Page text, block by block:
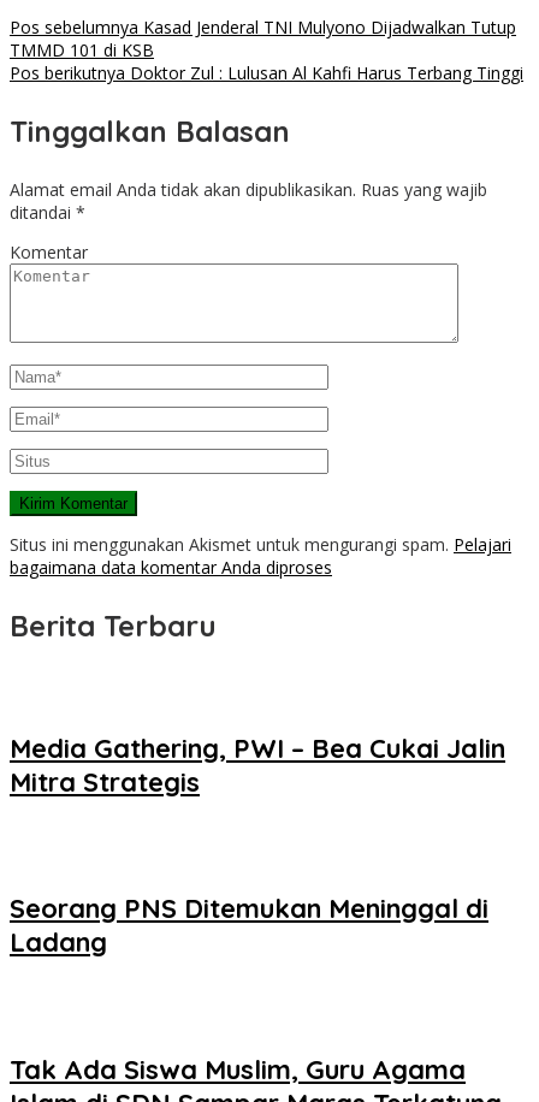
Pos sebelumnya Kasad Jenderal TNI Mulyono Dijadwalkan Tutup
TMMD 101 di KSB
Pos berikutnya Doktor Zul : Lulusan Al Kahfi Harus Terbang Tinggi
Tinggalkan Balasan
Alamat email Anda tidak akan dipublikasikan. Ruas yang wajib
ditandai *
Komentar
Situs ini menggunakan Akismet untuk mengurangi spam. Pelajari
bagaimana data komentar Anda diproses
Berita Terbaru
Media Gathering, PWI – Bea Cukai Jalin
Mitra Strategis
Seorang PNS Ditemukan Meninggal di
Ladang
Tak Ada Siswa Muslim, Guru Agama